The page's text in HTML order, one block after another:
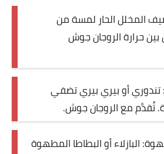
المخلل الحار لمسة من
حرارة الروجان جوش
تندوري أو بيري بيري تضفي
تُقدَّم مع الروجان جوش.
البازلاء أو البطاطا المطهوة